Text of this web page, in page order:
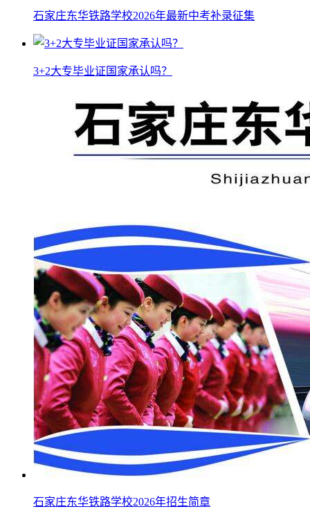
石家庄东华铁路学校2026年最新中考补录征集
3+2大专毕业证国家承认吗？
石家庄东华铁路学校2026年招生简章